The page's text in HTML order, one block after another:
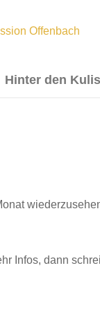
Hinter den
Infos, dann